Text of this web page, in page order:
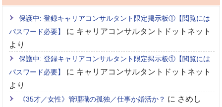
保護中: 登録キャリアコンサルタント限定掲示板①【閲覧には
パスワード必要】
に キャリアコンサルタントドットネット
より
保護中: 登録キャリアコンサルタント限定掲示板①【閲覧には
パスワード必要】
に キャリアコンサルタントドットネット
より
《35才／女性》管理職の孤独／仕事か婚活か？ に さめし